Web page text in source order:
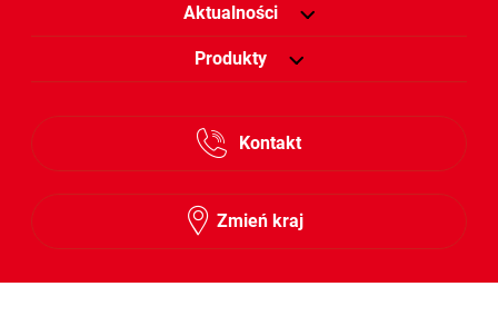
Aktualności
Produkty
Kontakt
Zmień kraj